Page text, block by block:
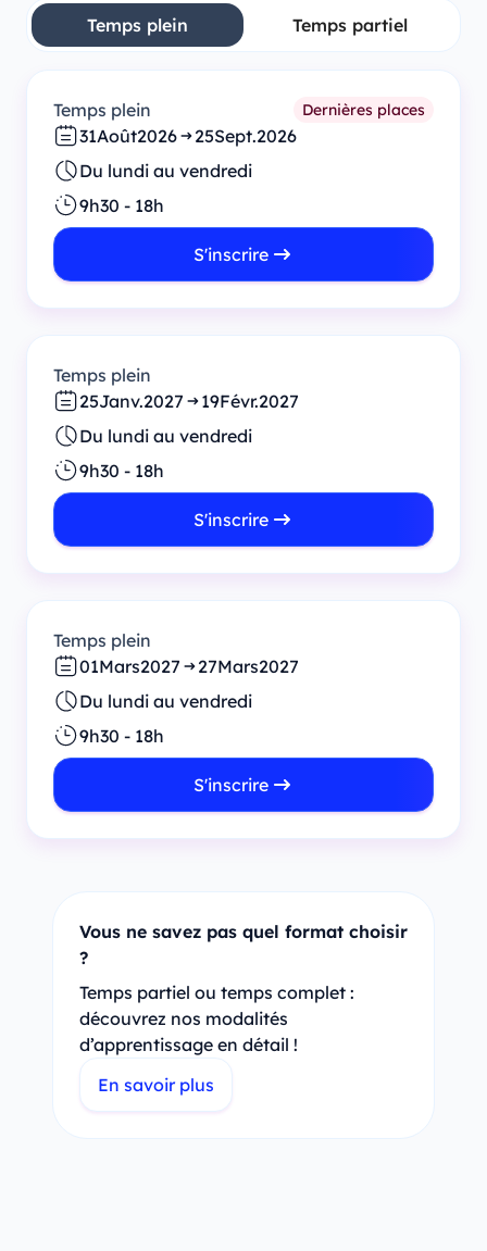
Temps plein Temps partiel
Temps plein Dernières places
31Août2026 25Sept.2026
Du lundi au vendredi
9h30 - 18h
S'inscrire
Temps plein
25Janv.2027 19Févr.2027
Du lundi au vendredi
9h30 - 18h
S'inscrire
Temps plein
01Mars2027 27Mars2027
Du lundi au vendredi
9h30 - 18h
S'inscrire
Vous ne savez pas quel format choisir
?
Temps partiel ou temps complet :
découvrez nos modalités
d’apprentissage en détail !
En savoir plus